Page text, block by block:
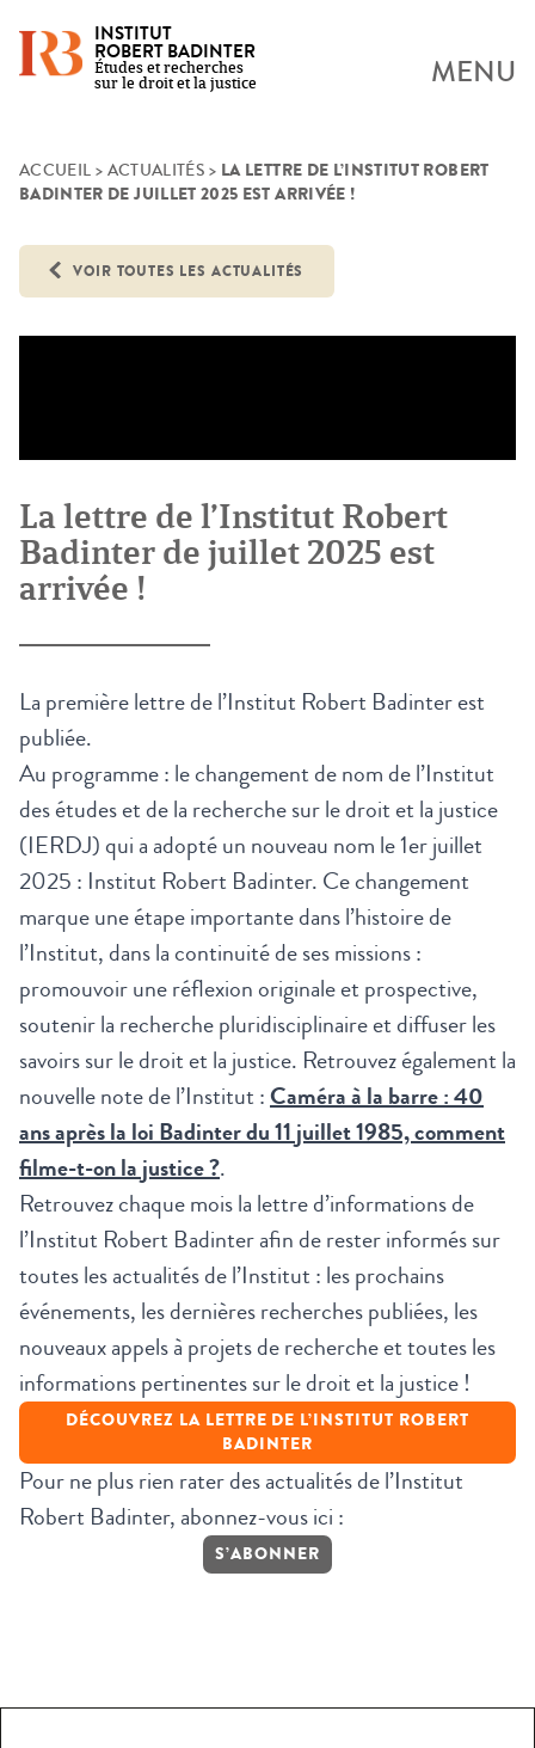
Skip
INSTITUT
ROBERT BADINTER
Études et recherches
sur le droit et la justice
MENU
ACCUEIL > ACTUALITÉS > LA LETTRE DE L’INSTITUT ROBERT
BADINTER DE JUILLET 2025 EST ARRIVÉE !
VOIR TOUTES LES ACTUALITÉS
La lettre de l’Institut Robert
Badinter de juillet 2025 est
arrivée !
La première lettre de l’Institut Robert Badinter est
publiée.
Au programme : le changement de nom de l’Institut
des études et de la recherche sur le droit et la justice
(IERDJ) qui a adopté un nouveau nom le 1er juillet
2025 : Institut Robert Badinter. Ce changement
marque une étape importante dans l’histoire de
l’Institut, dans la continuité de ses missions :
promouvoir une réflexion originale et prospective,
soutenir la recherche pluridisciplinaire et diffuser les
savoirs sur le droit et la justice. Retrouvez également la
nouvelle note de l’Institut :Caméra à la barre : 40
ans après la loi Badinter du 11 juillet 1985, comment
filme-t-on la justice ?.
Retrouvez chaque mois la lettre d’informations de
l’Institut Robert Badinter afin de rester informés sur
toutes les actualités de l’Institut : les prochains
événements, les dernières recherches publiées, les
nouveaux appels à projets de recherche et toutes les
informations pertinentes sur le droit et la justice !
DÉCOUVREZ LA LETTRE DE L’INSTITUT ROBERT
BADINTER
Pour ne plus rien rater des actualités de l’Institut
Robert Badinter, abonnez-vous ici :
S’ABONNER